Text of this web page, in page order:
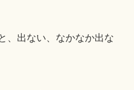
、出ない、なかなか出な